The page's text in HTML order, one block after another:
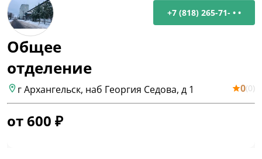
+7 (818) 265-71- • •
Общее
отделение
г Архангельск, наб Георгия Седова, д 1 0(0)
от600 ₽